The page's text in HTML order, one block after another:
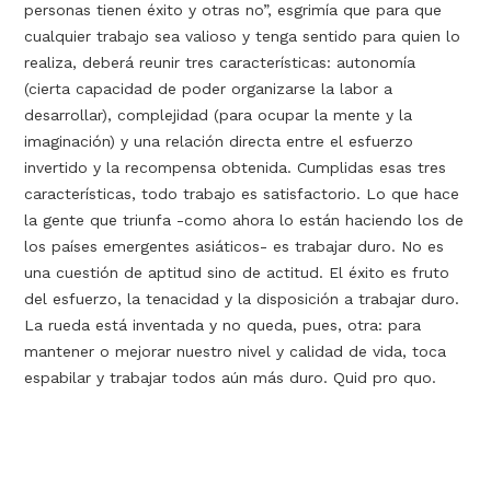
personas tienen éxito y otras no”, esgrimía que para que
cualquier trabajo sea valioso y tenga sentido para quien lo
realiza, deberá reunir tres características: autonomía
(cierta capacidad de poder organizarse la labor a
desarrollar), complejidad (para ocupar la mente y la
imaginación) y una relación directa entre el esfuerzo
invertido y la recompensa obtenida. Cumplidas esas tres
características, todo trabajo es satisfactorio. Lo que hace
la gente que triunfa -como ahora lo están haciendo los de
los países emergentes asiáticos- es trabajar duro. No es
una cuestión de aptitud sino de actitud. El éxito es fruto
del esfuerzo, la tenacidad y la disposición a trabajar duro.
La rueda está inventada y no queda, pues, otra: para
mantener o mejorar nuestro nivel y calidad de vida, toca
espabilar y trabajar todos aún más duro. Quid pro quo.